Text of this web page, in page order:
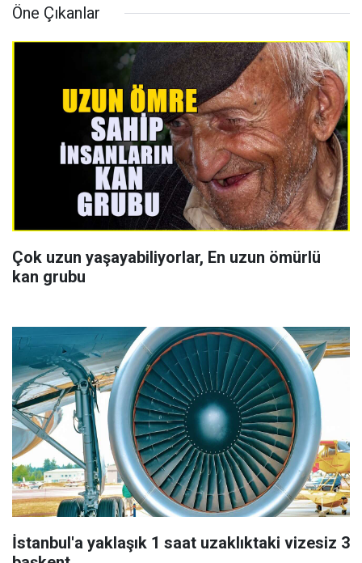
Öne Çıkanlar
Çok uzun yaşayabiliyorlar, En uzun ömürlü
kan grubu
İstanbul'a yaklaşık 1 saat uzaklıktaki vizesiz 3